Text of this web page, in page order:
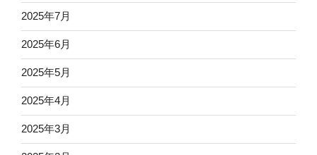
2025年7月
2025年6月
2025年5月
2025年4月
2025年3月